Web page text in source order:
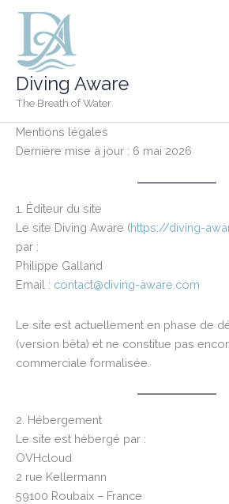
content
Diving Aware
The Breath of Water
Mentions légales
Dernière mise à jour : 6 mai 2026
1. Éditeur du site
Le site Diving Aware (https://diving-
par :
Philippe Galland
Email : contact@diving-aware.com
Le site est actuellement en phase de
(version bêta) et ne constitue pas
commerciale formalisée.
2. Hébergement
Le site est hébergé par :
OVHcloud
2 rue Kellermann
59100 Roubaix – France